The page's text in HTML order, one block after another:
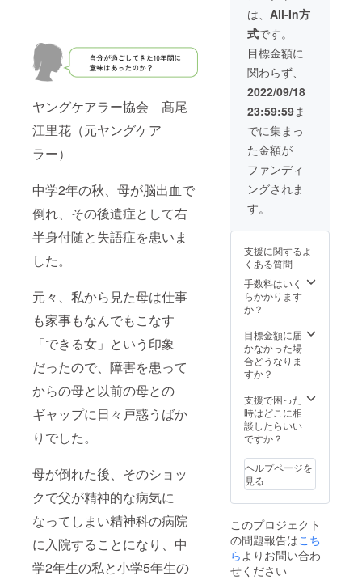
ヤングケアラー協会 髙尾
江里花（元ヤングケア
ラー）
中学2年の秋、母が脳出血で
倒れ、その後遺症として右
半身付随と失語症を患いま
した。
元々、私から見た母は仕事
も家事もなんでもこなす
「できる女」という印象
だったので、障害を患って
からの母と以前の母との
ギャップに日々戸惑うばか
りでした。
母が倒れた後、そのショッ
クで父が精神的な病気に
なってしまい精神科の病院
に入院することになり、中
学2年生の私と小学5年生の
し上げ
ます。
※リター
ンの有
効期限
はプロ
ジェク
ト終了
から１
年間
（2023
年9月18
日）に
なりま
す。
式や時
間・場
所など
ご希望
がござ
いまし
たら備
考欄に
ご記入
くださ
い ※開
催日に
関して
はご支
援いた
ングケ
アラー
協会よ
ご連絡
差し上
リター
ンの有
効期限
ト終了
から１
年間
（2023
年9月18
日）に
す。
月が継
続的に
かかり
ます。 -
-----------
---------
※こちら
のリ
ターン
をご希
望の方
は、リ
ターン
のご購
入後ヤ
協会よ
り別途
ご連絡
げま
す。 ※
府県・
ご担当
者様の
を必ず
ご記載
くださ
い。
ターンの有効期
限はございませ
ん。
さい。 ※掲載す
るロゴに関して
はヤングケア
ラー協会より別
途ご連絡させて
頂きます。 ※掲
載エリア内での
ただいた順とな
りますので、ご
指定いただけま
せん。ご了承く
ださい。 ※リ
限はございませ
ん。
は、 All-In方
式です。
目標金額に
関わらず、
2022/09/18
23:59:59ま
でに集まっ
た金額が
ファンディ
ングされま
す。
支援に関するよ
くある質問
手数料はいく
らかかります
か？
目標金額に届
かなかった場
合どうなりま
すか？
支援で困った
時はどこに相
談したらいい
ですか？
ヘルプページを
見る
このプロジェクト
の問題報告はこち
らよりお問い合わ
せください